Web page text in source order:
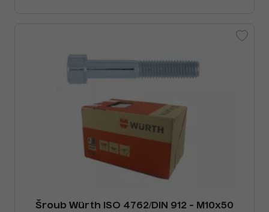
Šroub Würth ISO 4762/DIN 912 - M10x50